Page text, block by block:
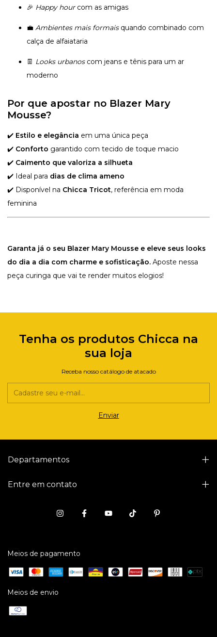
🎉 Happy hourcom as amigas
💼 Ambientes mais formaisquando combinado com
calça de alfaiataria
👖 Looks urbanoscom jeans e tênis para um ar
moderno
Por que apostar no Blazer Mary
Mousse?
✔️ Estilo e elegância em uma única peça
✔️ Conforto garantido com tecido de toque macio
✔️ Caimento que valoriza a silhueta
✔️ Ideal para dias de clima ameno
✔️ Disponível na Chicca Tricot, referência em moda
feminina
Garanta já o seu Blazer Mary Mousse e eleve seus looks
do dia a dia com charme e sofisticação. Aposte nessa
peça curinga que vai te render muitos elogios!
Tenha os produtos Chicca na
sua loja
Receba nosso catálogo de atacado
Departamentos
Entre em contato
Meios de pagamento
Meios de envio